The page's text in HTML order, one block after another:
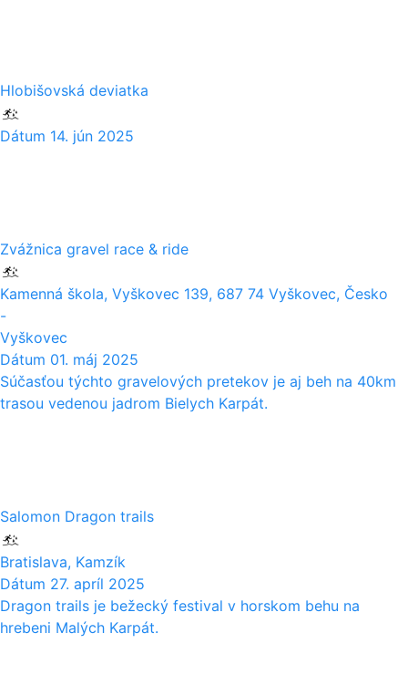
Hlobišovská deviatka
Dátum 14. jún 2025
Zvážnica gravel race & ride
Kamenná škola, Vyškovec 139, 687 74 Vyškovec, Česko
-
Vyškovec
Dátum 01. máj 2025
Súčasťou týchto gravelových pretekov je aj beh na 40km
trasou vedenou jadrom Bielych Karpát.
Salomon Dragon trails
Bratislava, Kamzík
Dátum 27. apríl 2025
Dragon trails je bežecký festival v horskom behu na
hrebeni Malých Karpát.